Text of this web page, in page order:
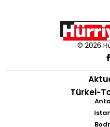
© 2026
Türkei-